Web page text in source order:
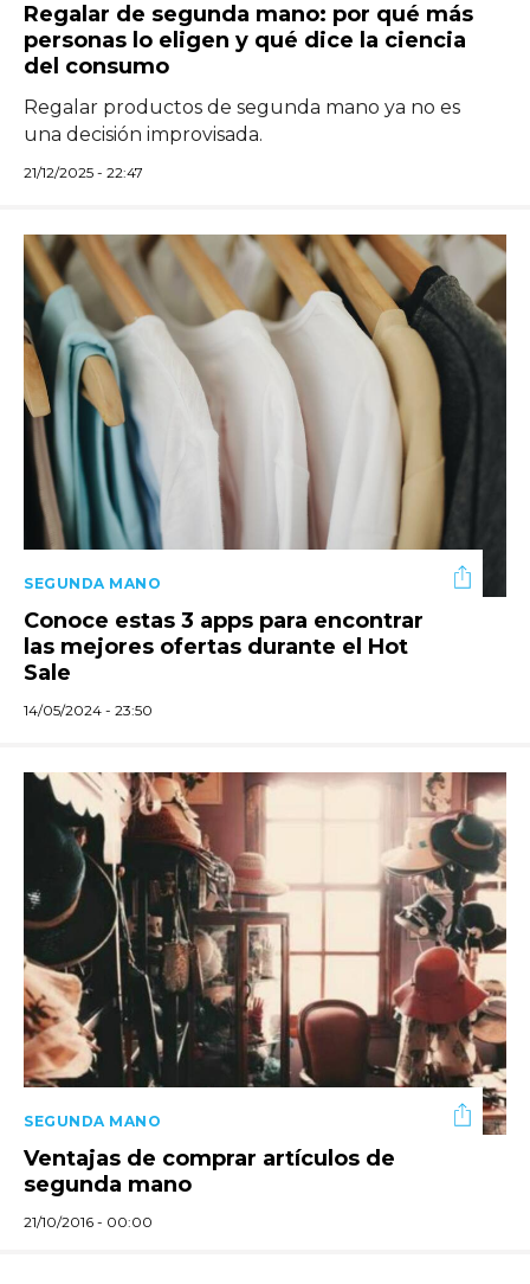
Regalar de segunda mano: por qué más
personas lo eligen y qué dice la ciencia
del consumo
Regalar productos de segunda mano ya no es
una decisión improvisada.
21/12/2025 - 22:47
SEGUNDA MANO
Conoce estas 3 apps para encontrar
las mejores ofertas durante el Hot
Sale
14/05/2024 - 23:50
SEGUNDA MANO
Ventajas de comprar artículos de
segunda mano
21/10/2016 - 00:00